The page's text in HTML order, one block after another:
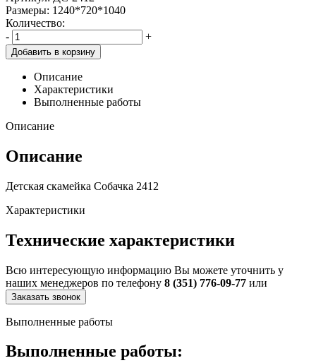
Размеры: 1240*720*1040
Количество:
-
+
Добавить в корзину
Описание
Характеристики
Выполненные работы
Описание
Описание
Детская скамейка Собачка 2412
Характеристики
Технические характеристики
Всю интересующую информацию Вы можете уточнить у
наших менеджеров по телефону 8 (351) 776-09-77 или
Заказать звонок
Выполненные работы
Выполненные работы: